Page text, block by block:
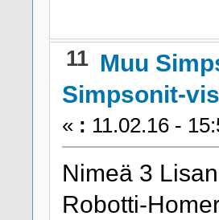
11 Muu
Simpsonit-
« : 11.02.16 -
Nimeä 3
Robotti-